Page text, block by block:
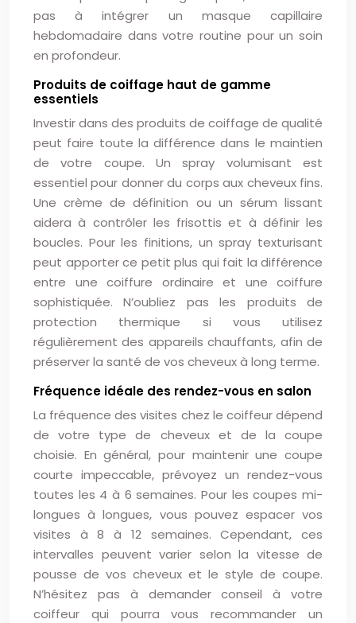
pas à intégrer un masque capillaire
hebdomadaire dans votre routine pour un soin
en profondeur.
Produits de coiffage haut de gamme
essentiels
Investir dans des produits de coiffage de qualité
peut faire toute la différence dans le maintien
de votre coupe. Un spray volumisant est
essentiel pour donner du corps aux cheveux fins.
Une crème de définition ou un sérum lissant
aidera à contrôler les frisottis et à définir les
boucles. Pour les finitions, un spray texturisant
peut apporter ce petit plus qui fait la différence
entre une coiffure ordinaire et une coiffure
sophistiquée. N’oubliez pas les produits de
protection thermique si vous utilisez
régulièrement des appareils chauffants, afin de
préserver la santé de vos cheveux à long terme.
Fréquence idéale des rendez-vous en salon
La fréquence des visites chez le coiffeur dépend
de votre type de cheveux et de la coupe
choisie. En général, pour maintenir une coupe
courte impeccable, prévoyez un rendez-vous
toutes les 4 à 6 semaines. Pour les coupes mi-
longues à longues, vous pouvez espacer vos
visites à 8 à 12 semaines. Cependant, ces
intervalles peuvent varier selon la vitesse de
pousse de vos cheveux et le style de coupe.
N’hésitez pas à demander conseil à votre
coiffeur qui pourra vous recommander un